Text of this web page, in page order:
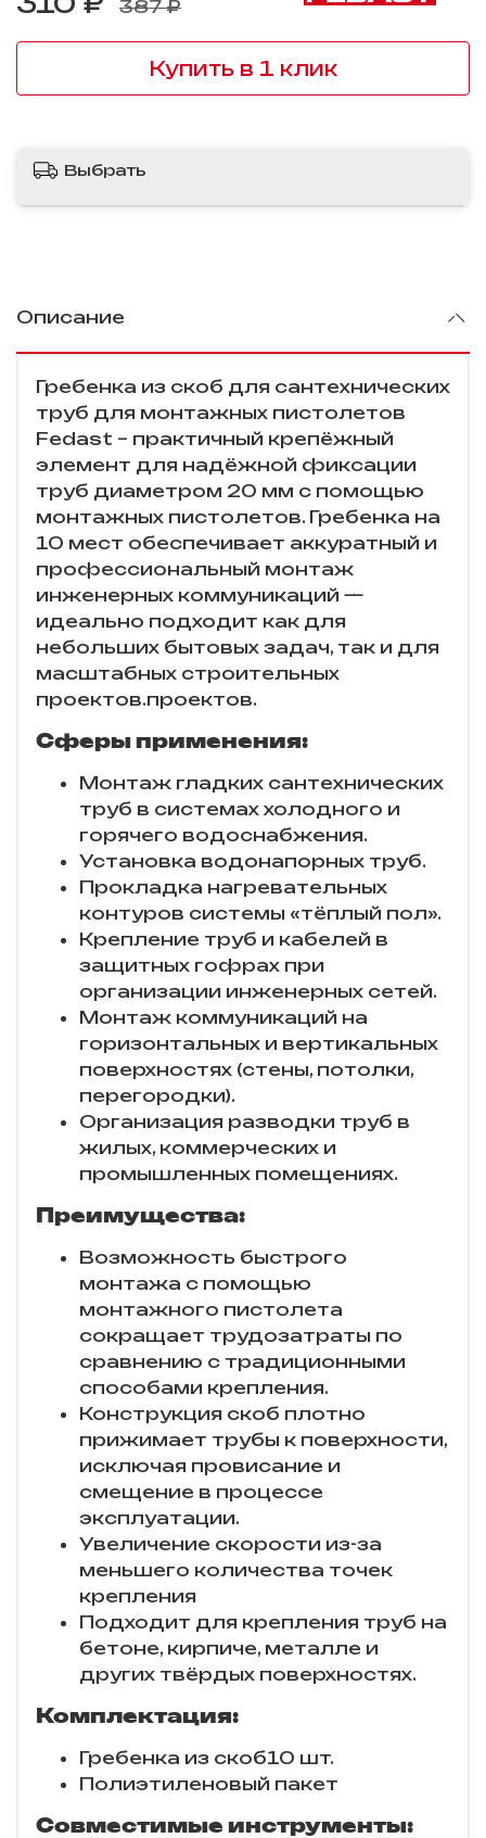
387 ₽
Купить в 1 клик
Выбрать
Описание
Гребенка из скоб для сантехнических
труб для монтажных пистолетов
Fedast – практичный крепёжный
элемент для надёжной фиксации
труб диаметром 20 мм с помощью
монтажных пистолетов. Гребенка на
10 мест обеспечивает аккуратный и
профессиональный монтаж
инженерных коммуникаций —
идеально подходит как для
небольших бытовых задач, так и для
масштабных строительных
проектов.проектов.
Сферы применения:
Монтаж гладких сантехнических
труб в системах холодного и
горячего водоснабжения.
Установка водонапорных труб.
Прокладка нагревательных
контуров системы «тёплый пол».
Крепление труб и кабелей в
защитных гофрах при
организации инженерных сетей.
Монтаж коммуникаций на
горизонтальных и вертикальных
поверхностях (стены, потолки,
перегородки).
Организация разводки труб в
жилых, коммерческих и
промышленных помещениях.
Преимущества:
Возможность быстрого
монтажа с помощью
монтажного пистолета
сокращает трудозатраты по
сравнению с традиционными
способами крепления.
Конструкция скоб плотно
прижимает трубы к поверхности,
исключая провисание и
смещение в процессе
эксплуатации.
Увеличение скорости из-за
меньшего количества точек
крепления
Подходит для крепления труб на
бетоне, кирпиче, металле и
других твёрдых поверхностях.
Комплектация:
Гребенка из скоб10 шт.
Полиэтиленовый пакет
Совместимые инструменты: